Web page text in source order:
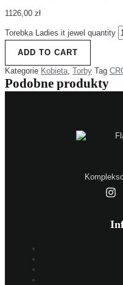
1126,00 zł
Torebka Ladies it jewel quantity
ADD TO CART
Kategorie Kobieta, Torby Tag
Podobne produkty